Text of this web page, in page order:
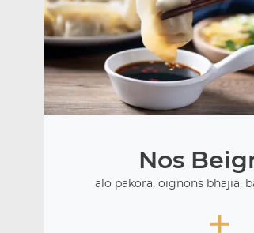
Nos
alo pakora, oignons bhajia,
+